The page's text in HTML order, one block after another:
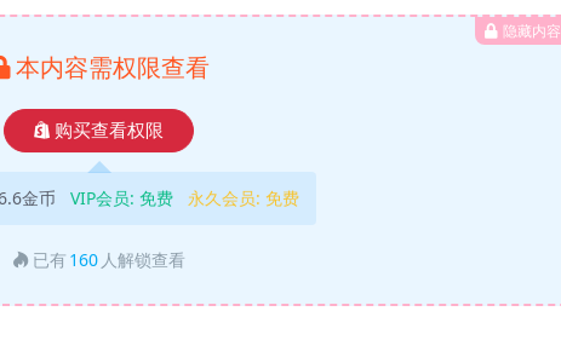
隐藏内容
本内容需权限查看
购买查看权限
金币 VIP会员: 免费 永久会员: 免费
已有 160 人解锁查看